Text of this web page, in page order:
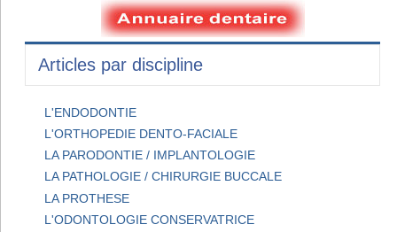
Articles par discipline
L'ENDODONTIE
L'ORTHOPEDIE DENTO-FACIALE
LA PARODONTIE / IMPLANTOLOGIE
LA PATHOLOGIE / CHIRURGIE BUCCALE
LA PROTHESE
L'ODONTOLOGIE CONSERVATRICE